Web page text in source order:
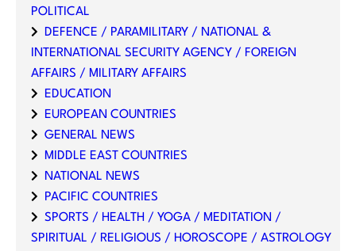
POLITICAL
DEFENCE / PARAMILITARY / NATIONAL &
INTERNATIONAL SECURITY AGENCY / FOREIGN
AFFAIRS / MILITARY AFFAIRS
EDUCATION
EUROPEAN COUNTRIES
GENERAL NEWS
MIDDLE EAST COUNTRIES
NATIONAL NEWS
PACIFIC COUNTRIES
SPORTS / HEALTH / YOGA / MEDITATION /
SPIRITUAL / RELIGIOUS / HOROSCOPE / ASTROLOGY